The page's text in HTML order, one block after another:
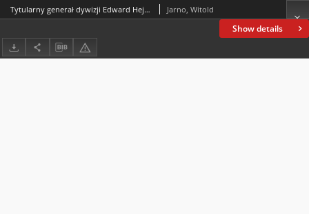
Show details
Tytularny generał dywizji Edward Hejdukiewicz (1868–1932).Zarys biografii Jarno, Witold